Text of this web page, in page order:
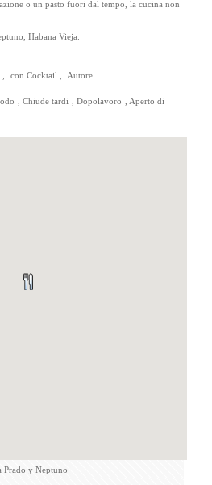
o un pasto fuori dal tempo, la cucina non
Habana Vieja.
con Cocktail ,
Autore
Chiude tardi Dopolavoro
Aperto di
Prado y Neptuno